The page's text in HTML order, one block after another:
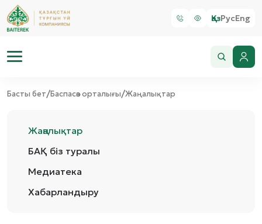
ҚазРусEng
Басты бет/Баспасөз орталығы/Жаңалықтар
Жаңалықтар
БАҚ біз туралы
Медиатека
Хабарландыру